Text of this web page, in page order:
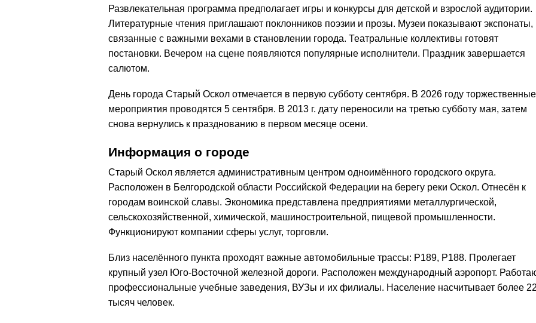
Развлекательная программа предполагает игры и конкурсы для детской и взрослой аудитории.
Литературные чтения приглашают поклонников поэзии и прозы. Музеи показывают экспонаты,
связанные с важными вехами в становлении города. Театральные коллективы готовят
постановки. Вечером на сцене появляются популярные исполнители. Праздник завершается
салютом.
День города Старый Оскол отмечается в первую субботу сентября. В 2026 году торжественные
мероприятия проводятся 5 сентября. В 2013 г. дату переносили на третью субботу мая, затем
снова вернулись к празднованию в первом месяце осени.
Информация о городе
Старый Оскол является административным центром одноимённого городского округа.
Расположен в Белгородской области Российской Федерации на берегу реки Оскол. Отнесён к
городам воинской славы. Экономика представлена предприятиями металлургической,
сельскохозяйственной, химической, машиностроительной, пищевой промышленности.
Функционируют компании сферы услуг, торговли.
Близ населённого пункта проходят важные автомобильные трассы: Р189, Р188. Пролегает
крупный узел Юго-Восточной железной дороги. Расположен международный аэропорт.
профессиональные учебные заведения, ВУЗы и их филиалы. Население насчитывает более
тысяч человек.